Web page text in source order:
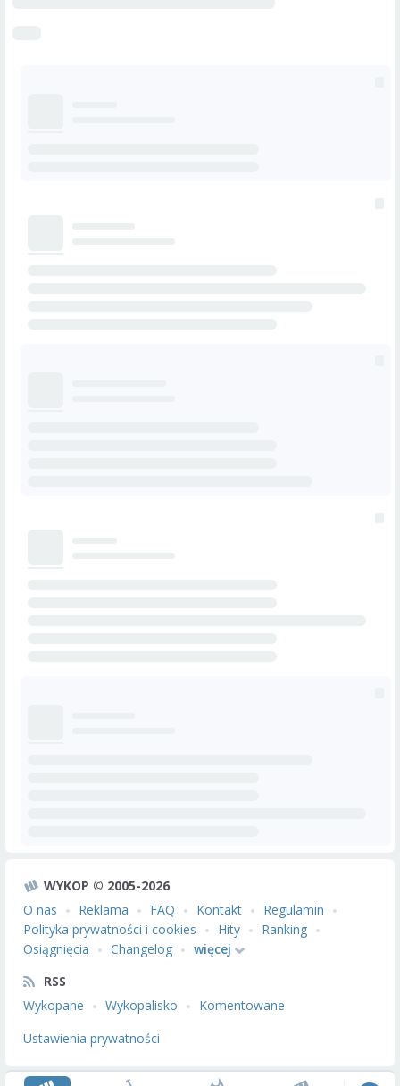
WYKOP © 2005-2026
O nas
Reklama FAQ Kontakt
Regulamin
Polityka prywatności i cookies
Hity
Ranking
Osiągnięcia
Changelog
więcej
RSS
Wykopane
Wykopalisko
Komentowane
Ustawienia prywatności